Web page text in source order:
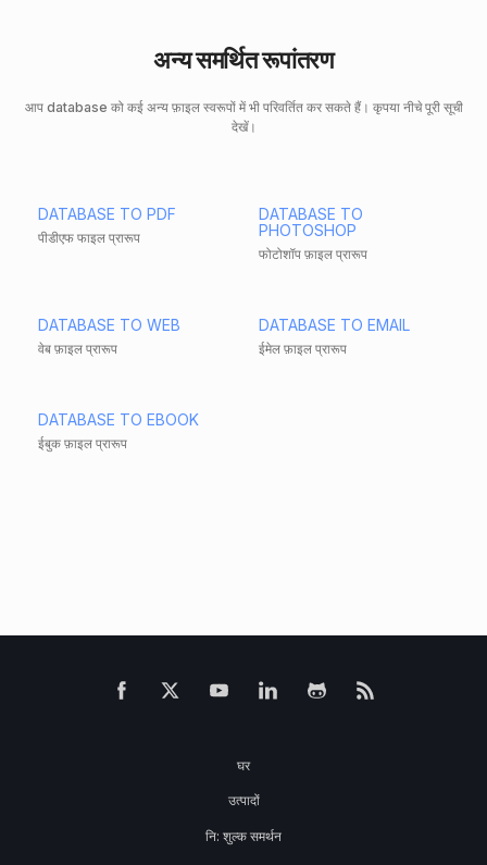
अन्य समर्थित रूपांतरण
आप database को कई अन्य फ़ाइल स्वरूपों में भी परिवर्तित कर सकते हैं। कृपया नीचे पूरी सूची
देखें।
DATABASE TO PDF
पीडीएफ फाइल प्रारूप
DATABASE TO
PHOTOSHOP
फोटोशॉप फ़ाइल प्रारूप
DATABASE TO WEB
वेब फ़ाइल प्रारूप
DATABASE TO EMAIL
ईमेल फ़ाइल प्रारूप
DATABASE TO EBOOK
ईबुक फ़ाइल प्रारूप
घर
उत्पादों
नि: शुल्क समर्थन